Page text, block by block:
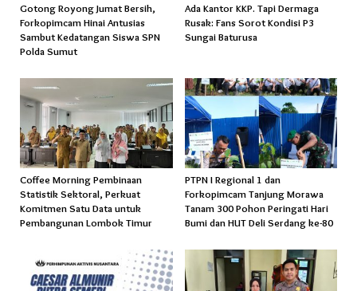
Gotong Royong Jumat Bersih,
Forkopimcam Hinai Antusias
Sambut Kedatangan Siswa SPN
Polda Sumut
Ada Kantor KKP. Tapi Dermaga
Rusak: Fans Sorot Kondisi P3
Sungai Baturusa
Coffee Morning Pembinaan
Statistik Sektoral, Perkuat
Komitmen Satu Data untuk
Pembangunan Lombok Timur
PTPN I Regional 1 dan
Forkopimcam Tanjung Morawa
Tanam 300 Pohon Peringati Hari
Bumi dan HUT Deli Serdang ke-80